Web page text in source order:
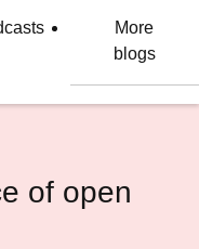
More
blogs
of open